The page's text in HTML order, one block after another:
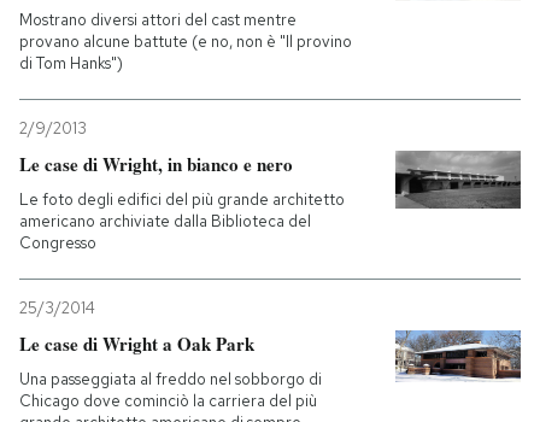
Mostrano diversi attori del cast mentre
provano alcune battute (e no, non è "Il provino
di Tom Hanks")
2/9/2013
Le case di Wright, in bianco e nero
Le foto degli edifici del più grande architetto
americano archiviate dalla Biblioteca del
Congresso
25/3/2014
Le case di Wright a Oak Park
Una passeggiata al freddo nel sobborgo di
Chicago dove cominciò la carriera del più